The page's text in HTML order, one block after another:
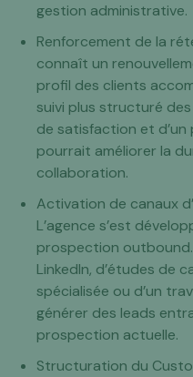
gestion administrative.
Renforcement de la
connaît un
profil des clients
suivi plus structuré
de satisfaction et
pourrait améliorer la
collaboration.
Activation de canaux
L’agence s’est
prospection
LinkedIn, d’études de
spécialisée ou d’un
générer des leads
prospection actuelle.
Structuration du